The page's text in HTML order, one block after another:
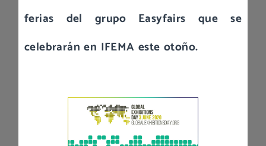
ferias del grupo Easyfairs que se
celebrarán en IFEMA este otoño.